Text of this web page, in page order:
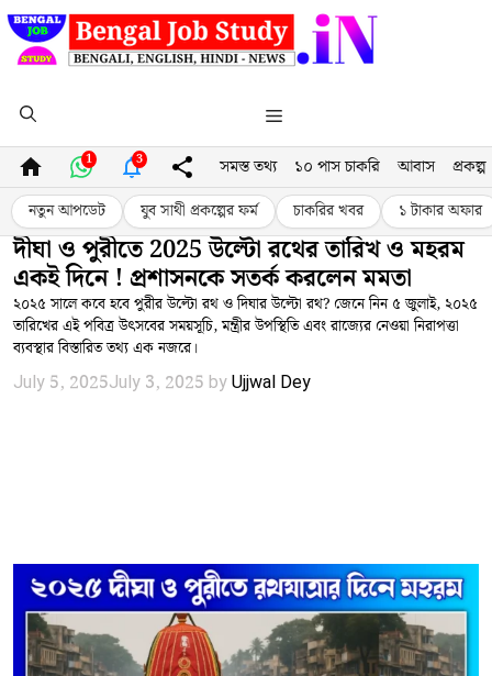
Skip
to
content
Menu
1 3 সমস্ত তথ্য ১০ পাস চাকরি আবাস প্রকল্প
নতুন আপডেট যুব সাথী প্রকল্পের ফর্ম চাকরির খবর ১ টাকার অফার
দীঘা ও পুরীতে 2025 উল্টো রথের তারিখ ও মহরম
একই দিনে ! প্রশাসনকে সতর্ক করলেন মমতা
২০২৫ সালে কবে হবে পুরীর উল্টো রথ ও দিঘার উল্টো রথ? জেনে নিন ৫ জুলাই, ২০২৫
তারিখের এই পবিত্র উৎসবের সময়সূচি, মন্ত্রীর উপস্থিতি এবং রাজ্যের নেওয়া নিরাপত্তা
ব্যবস্থার বিস্তারিত তথ্য এক নজরে।
July 5, 2025July 3, 2025 byUjjwal Dey